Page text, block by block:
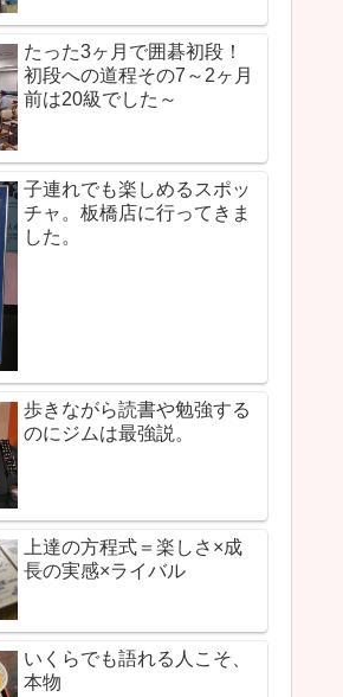
たった3ヶ月で囲碁初段！
初段への道程その7～2ヶ月
前は20級でした～
子連れでも楽しめるスポッ
チャ。板橋店に行ってきま
した。
歩きながら読書や勉強する
のにジムは最強説。
上達の方程式＝楽しさ×成
長の実感×ライバル
いくらでも語れる人こそ、
本物